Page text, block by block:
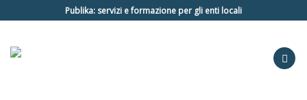
ai
Publika: servizi e formazione per gli enti locali